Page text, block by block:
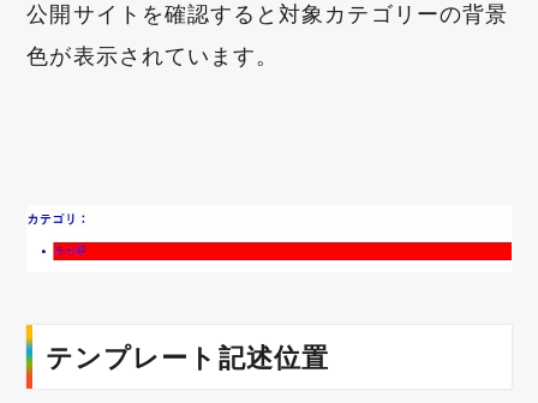
公開サイトを確認すると対象カテゴリーの背景
色が表示されています。
テンプレート記述位置